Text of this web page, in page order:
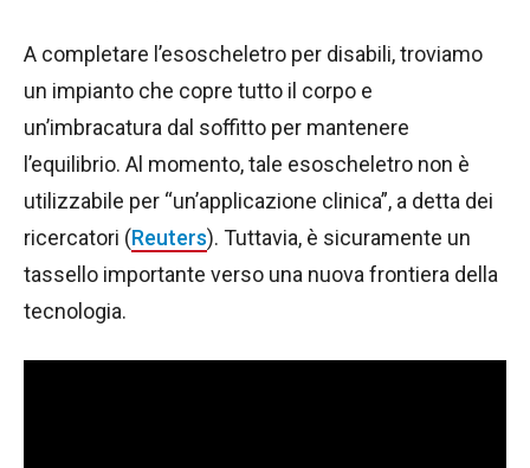
A completare l’esoscheletro per disabili, troviamo
un impianto che copre tutto il corpo e
un’imbracatura dal soffitto per mantenere
l’equilibrio. Al momento, tale esoscheletro non è
utilizzabile per “un’applicazione clinica”, a detta dei
ricercatori (Reuters). Tuttavia, è sicuramente un
tassello importante verso una nuova frontiera della
tecnologia.